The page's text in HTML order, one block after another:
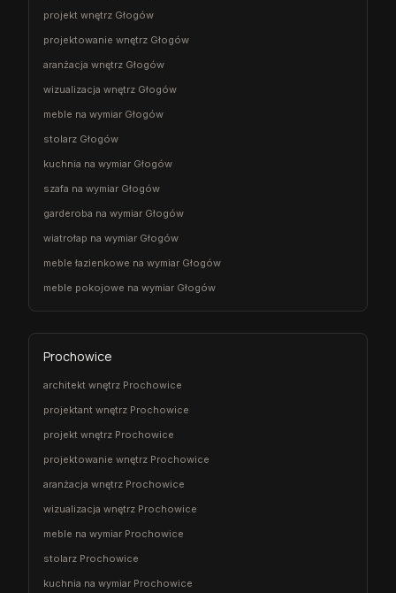
projekt wnętrz Głogów
projektowanie wnętrz Głogów
aranżacja wnętrz Głogów
wizualizacja wnętrz Głogów
meble na wymiar Głogów
stolarz Głogów
kuchnia na wymiar Głogów
szafa na wymiar Głogów
garderoba na wymiar Głogów
wiatrołap na wymiar Głogów
meble łazienkowe na wymiar Głogów
meble pokojowe na wymiar Głogów
Prochowice
architekt wnętrz Prochowice
projektant wnętrz Prochowice
projekt wnętrz Prochowice
projektowanie wnętrz Prochowice
aranżacja wnętrz Prochowice
wizualizacja wnętrz Prochowice
meble na wymiar Prochowice
stolarz Prochowice
kuchnia na wymiar Prochowice